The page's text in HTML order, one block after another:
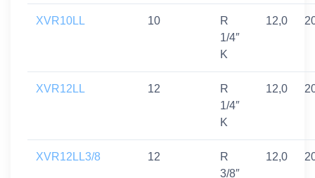
XVR10LL 10
R
1/4″
K
12,0
XVR12LL 12
R
1/4″
K
12,0
XVR12LL3/8 12
R
3/8″
12,0